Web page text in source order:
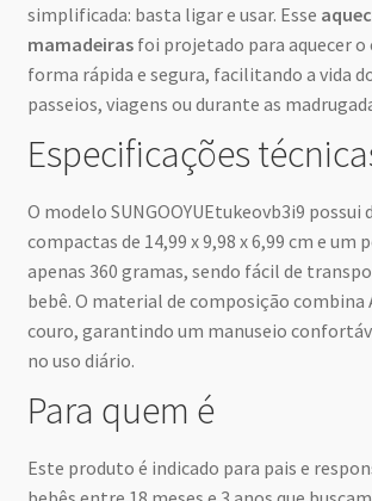
simplificada: basta ligar e usar. Esse
mamadeirasfoi projetado para aquecer o
forma rápida e segura, facilitando a vida
passeios, viagens ou durante as
Especificações
O modelo SUNGOOYUEtukeovb3i9 possui
compactas de 14,99 x 9,98 x 6,99 cm e um
apenas 360 gramas, sendo fácil de
bebê. O material de composição combina
couro, garantindo um manuseio
no uso diário.
Para quem é
Este produto é indicado para pais e